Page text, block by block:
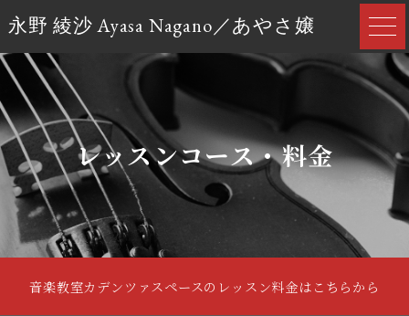
永野 綾沙 Ayasa Nagano／あやさ嬢
レッスンコース・料金
音楽教室カデンツァスペースのレッスン料金はこちらから